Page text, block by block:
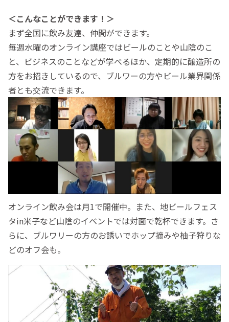
＜こんなことができます！＞
まず全国に飲み友達、仲間ができます。
毎週水曜のオンライン講座ではビールのことや山陰のこ
と、ビジネスのことなどが学べるほか、定期的に醸造所の
方をお招きしているので、ブルワーの方やビール業界関係
者とも交流できます。
オンライン飲み会は月1で開催中。また、地ビールフェス
タin米子など山陰のイベントでは対面で乾杯できます。さ
らに、ブルワリーの方のお誘いでホップ摘みや柚子狩りな
どのオフ会も。